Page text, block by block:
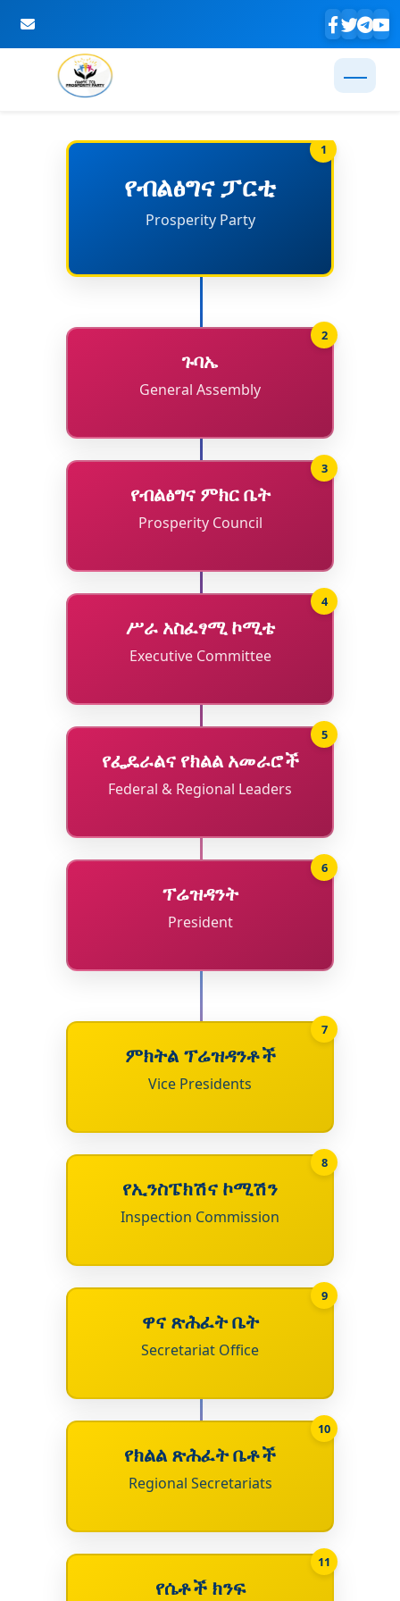
1
የብልፅግና ፓርቲ
Prosperity Party
2
ጉባኤ
General Assembly
3
የብልፅግና ምክር ቤት
Prosperity Council
4
ሥራ አስፈፃሚ ኮሚቴ
Executive Committee
5
የፌዴራልና የክልል አመራሮች
Federal & Regional Leaders
6
ፕሬዝዳንት
President
7
ምክትል ፕሬዝዳንቶች
Vice Presidents
8
የኢንስፔክሽና ኮሚሽን
Inspection Commission
9
ዋና ጽሕፈት ቤት
Secretariat Office
10
የክልል ጽሕፈት ቤቶች
Regional Secretariats
11
የሴቶች ክንፍ